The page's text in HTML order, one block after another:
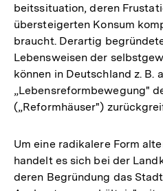
beitssituation, deren
übersteigerten Konsum
braucht. Derartig
Lebensweisen der
können in Deutschland z. B.
„Lebensreformbewegung"
(„Reformhäuser")
Um eine radikalere Form
handelt es sich bei der
deren Begründung das